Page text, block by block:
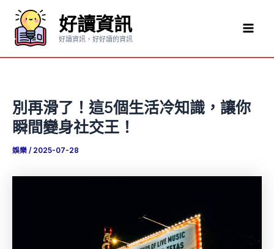
要
好讀資訊
好讀資訊，好好讀的資訊
別再滑了！這5個生活冷知識，讓你
瞬間變身社交王！
娛樂 / 2025-07-28